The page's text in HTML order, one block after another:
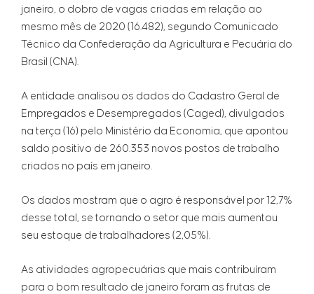
janeiro, o dobro de vagas criadas em relação ao
mesmo mês de 2020 (16.482), segundo Comunicado
Técnico da Confederação da Agricultura e Pecuária do
Brasil (CNA).
A entidade analisou os dados do Cadastro Geral de
Empregados e Desempregados (Caged), divulgados
na terça (16) pelo Ministério da Economia, que apontou
saldo positivo de 260.353 novos postos de trabalho
criados no país em janeiro.
Os dados mostram que o agro é responsável por 12,7%
desse total, se tornando o setor que mais aumentou
seu estoque de trabalhadores (2,05%).
As atividades agropecuárias que mais contribuíram
para o bom resultado de janeiro foram as frutas de